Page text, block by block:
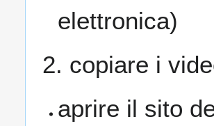
elettronica)
2. copiare i
aprire il sito